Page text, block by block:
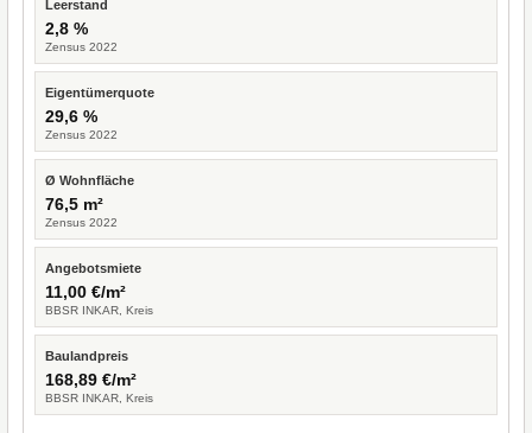
Leerstand
2,8 %
Zensus 2022
Eigentümerquote
29,6 %
Zensus 2022
Ø Wohnfläche
76,5 m²
Zensus 2022
Angebotsmiete
11,00 €/m²
BBSR INKAR, Kreis
Baulandpreis
168,89 €/m²
BBSR INKAR, Kreis